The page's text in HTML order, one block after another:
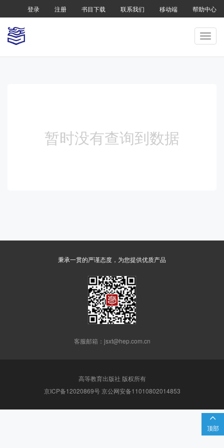
登录 注册 书目下载 联系我们 移动端 帮助中心

顶部
暂时没有查询到数据
秉承一贯的严谨态度，为您提供优质产品
客服邮箱：jsxt@hep.com.cn
高等教育出版社 版权所有
京ICP备12020869号 京公网安备11010802014853